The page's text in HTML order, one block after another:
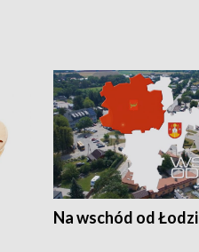
Na wschód od Łodzi